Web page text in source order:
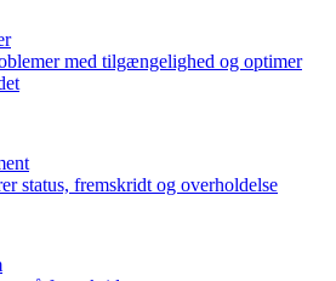
med tilgængelighed og optimer
status, fremskridt og overholdelse